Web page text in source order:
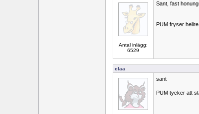
Antal inlägg:
6529
Sant, fast
PUM fryser hellre
elaa
sant
PUM tycker att